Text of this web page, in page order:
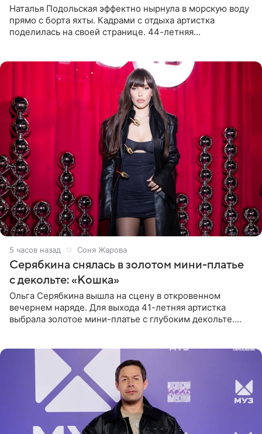
Наталья Подольская эффектно нырнула в морскую воду
прямо с борта яхты. Кадрами с отдыха артистка
поделилась на своей странице. 44-летняя
5 часов назад Соня Жарова
Серябкина снялась в золотом мини-платье
с декольте: «Кошка»
Ольга Серябкина вышла на сцену в откровенном
вечернем наряде. Для выхода 41-летняя артистка
выбрала золотое мини-платье с глубоким декольте.